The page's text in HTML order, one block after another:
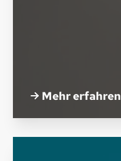
Mehr erfahren